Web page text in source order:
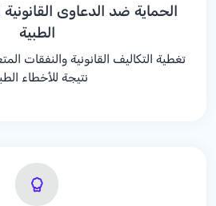
الحماية ضد الدعاوى القانونية
الطبية
تغطية التكاليف القانونية والنفقات
نتيجة للأخطاء